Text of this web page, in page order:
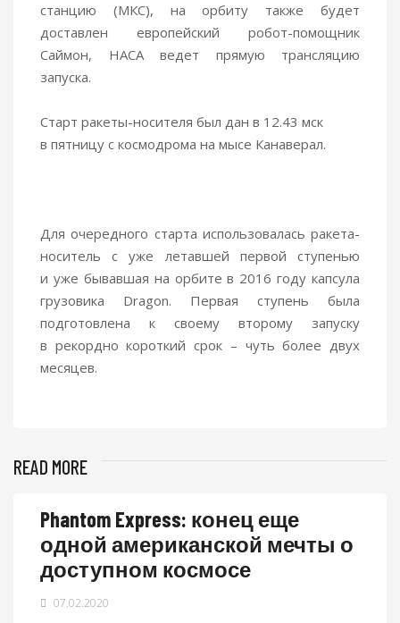
станцию (МКС), на орбиту также будет
доставлен европейский робот-помощник
Саймон, НАСА ведет прямую трансляцию
запуска.
Старт ракеты-носителя был дан в 12.43 мск
в пятницу с космодрома на мысе Канаверал.
Для очередного старта использовалась ракета-
носитель с уже летавшей первой ступенью
и уже бывавшая на орбите в 2016 году капсула
грузовика Dragon. Первая ступень была
подготовлена к своему второму запуску
в рекордно короткий срок – чуть более двух
месяцев.
READ MORE
Phantom Express: конец еще
одной американской мечты о
доступном космосе
07.02.2020